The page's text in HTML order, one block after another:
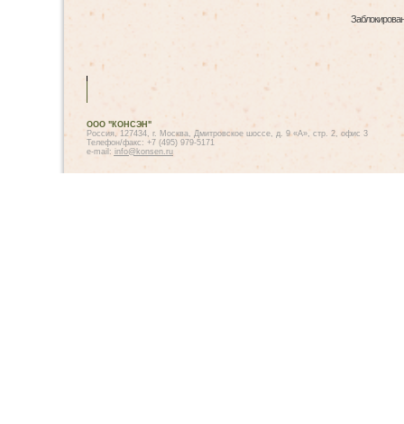
ООО "КОНСЭН"
Россия, 127434, г. Москва, Дмитровское шоссе, д. 9 «А», стр. 2, офис 3
Телефон/факс: +7 (495) 979-5171
e-mail: info@konsen.ru